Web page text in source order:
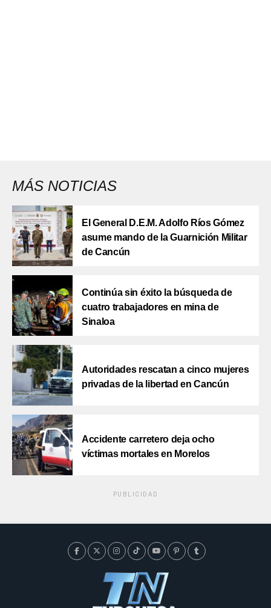
MÁS NOTICIAS
El General D.E.M. Adolfo Ríos Gómez
asume mando de la Guarnición Militar
de Cancún
Continúa sin éxito la búsqueda de
cuatro trabajadores en mina de
Sinaloa
Autoridades rescatan a cinco mujeres
privadas de la libertad en Cancún
Accidente carretero deja ocho
víctimas mortales en Morelos
PUBLICIDAD